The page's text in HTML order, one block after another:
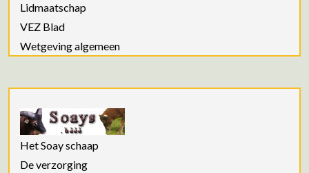
Lidmaatschap
VEZ Blad
Wetgeving algemeen
Het Soay schaap
De verzorging